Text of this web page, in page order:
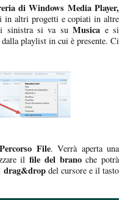
di Windows Media Player,
in altri progetti e copiati in altre
sinistra si va suMusica e si
playlist in cui è presente. Ci
File. Verrà aperta una
il file del branoche potrà
drag&dropdel cursore e il tasto